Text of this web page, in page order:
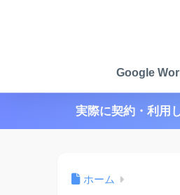
Google
実際に契約・利用
ホーム